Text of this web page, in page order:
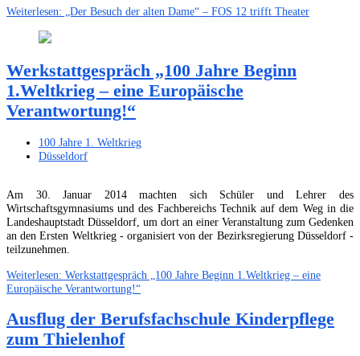
Weiterlesen: „Der Besuch der alten Dame“ – FOS 12 trifft Theater
Werkstattgespräch „100 Jahre Beginn
1.Weltkrieg – eine Europäische
Verantwortung!“
100 Jahre 1. Weltkrieg
Düsseldorf
Am 30. Januar 2014 machten sich Schüler und Lehrer des
Wirtschaftsgymnasiums und des Fachbereichs Technik auf dem Weg in die
Landeshauptstadt Düsseldorf, um dort an einer Veranstaltung zum Gedenken
an den Ersten Weltkrieg - organisiert von der Bezirksregierung Düsseldorf -
teilzunehmen.
Weiterlesen: Werkstattgespräch „100 Jahre Beginn 1.Weltkrieg – eine
Europäische Verantwortung!“
Ausflug der Berufsfachschule Kinderpflege
zum Thielenhof